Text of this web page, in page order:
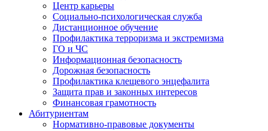
Центр карьеры
Социально-психологическая служба
Дистанционное обучение
Профилактика терроризма и экстремизма
ГО и ЧС
Информационная безопасность
Дорожная безопасность
Профилактика клещевого энцефалита
Защита прав и законных интересов
Финансовая грамотность
Абитуриентам
Нормативно-правовые документы